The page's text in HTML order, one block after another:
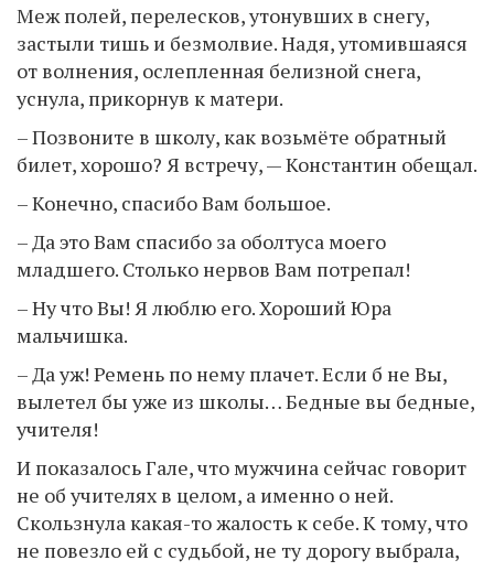
Меж полей, перелесков, утонувших в снегу,
застыли тишь и безмолвие. Надя, утомившаяся
от волнения, ослепленная белизной снега,
уснула, прикорнув к матери.
– Позвоните в школу, как возьмёте обратный
билет, хорошо? Я встречу, — Константин обещал.
– Конечно, спасибо Вам большое.
– Да это Вам спасибо за оболтуса моего
младшего. Столько нервов Вам потрепал!
– Ну что Вы! Я люблю его. Хороший Юра
мальчишка.
– Да уж! Ремень по нему плачет. Если б не Вы,
вылетел бы уже из школы… Бедные вы бедные,
учителя!
И показалось Гале, что мужчина сейчас говорит
не об учителях в целом, а именно о ней.
Скользнула какая-то жалость к себе. К тому, что
не повезло ей с судьбой, не ту дорогу выбрала,